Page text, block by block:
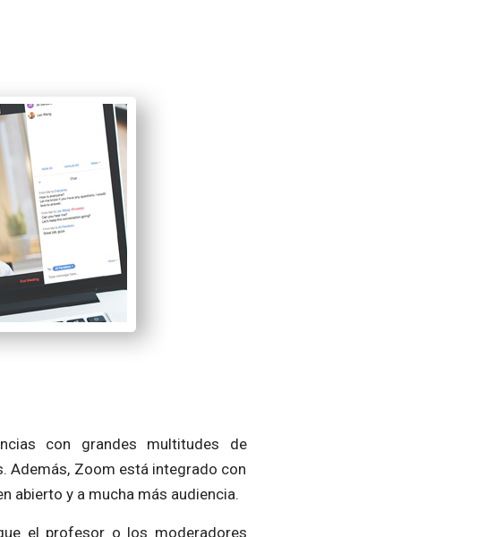
con grandes multitudes de
Además, Zoom está integrado con
abierto y a mucha más audiencia.
el profesor o los moderadores